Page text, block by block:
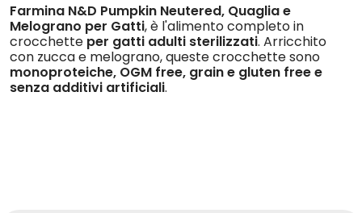
Farmina N&D Pumpkin Neutered, Quaglia e
Melograno per Gatti, è l'alimento completo in
crocchette per gatti adulti sterilizzati. Arricchito
con zucca e melograno, queste crocchette sono
monoproteiche, OGM free, grain e gluten free e
senza additivi artificiali.